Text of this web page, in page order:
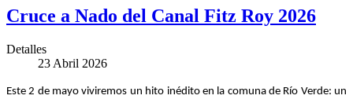
Cruce a Nado del Canal Fitz Roy 2026
Detalles
23 Abril 2026
Este 2 de mayo viviremos un hito inédito en la comuna de Río Verde: un